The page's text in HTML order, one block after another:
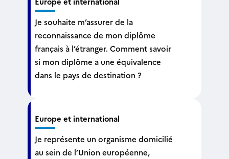
Je souhaite m’assurer de la
reconnaissance de mon diplôme
français à l’étranger. Comment savoir
si mon diplôme a une équivalence
dans le pays de destination ?
Europe et international
Je représente un organisme domicilié
au sein de l’Union européenne,